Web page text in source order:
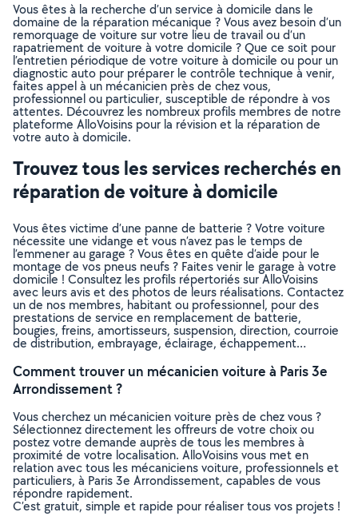
Vous êtes à la recherche d’un service à domicile dans le
domaine de la réparation mécanique ? Vous avez besoin d’un
remorquage de voiture sur votre lieu de travail ou d’un
rapatriement de voiture à votre domicile ? Que ce soit pour
l’entretien périodique de votre voiture à domicile ou pour un
diagnostic auto pour préparer le contrôle technique à venir,
faites appel à un mécanicien près de chez vous,
professionnel ou particulier, susceptible de répondre à vos
attentes. Découvrez les nombreux profils membres de notre
plateforme AlloVoisins pour la révision et la réparation de
votre auto à domicile.
Trouvez tous les services recherchés en
réparation de voiture à domicile
Vous êtes victime d’une panne de batterie ? Votre voiture
nécessite une vidange et vous n’avez pas le temps de
l’emmener au garage ? Vous êtes en quête d’aide pour le
montage de vos pneus neufs ? Faites venir le garage à votre
domicile ! Consultez les profils répertoriés sur AlloVoisins
avec leurs avis et des photos de leurs réalisations. Contactez
un de nos membres, habitant ou professionnel, pour des
prestations de service en remplacement de batterie,
bougies, freins, amortisseurs, suspension, direction, courroie
de distribution, embrayage, éclairage, échappement…
Comment trouver un mécanicien voiture à Paris 3e
Arrondissement ?
Vous cherchez un mécanicien voiture près de chez vous ?
Sélectionnez directement les offreurs de votre choix ou
postez votre demande auprès de tous les membres à
proximité de votre localisation. AlloVoisins vous met en
relation avec tous les mécaniciens voiture, professionnels et
particuliers, à Paris 3e Arrondissement, capables de vous
répondre rapidement.
C’est gratuit, simple et rapide pour réaliser tous vos projets !